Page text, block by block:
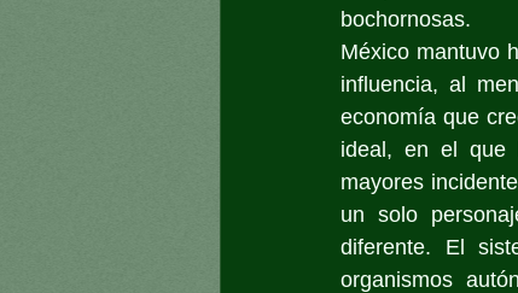
bochornosas.
México mantuvo
influencia, al
economía que
ideal, en el que
mayores
un solo
diferente. El
organismos